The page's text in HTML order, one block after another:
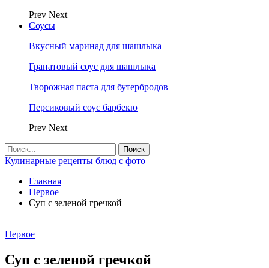
Prev Next
Соусы
Вкусный маринад для шашлыка
Гранатовый соус для шашлыка
Творожная паста для бутербродов
Персиковый соус барбекю
Prev Next
Кулинарные рецепты блюд с фото
Главная
Первое
Суп с зеленой гречкой
Первое
Суп с зеленой гречкой